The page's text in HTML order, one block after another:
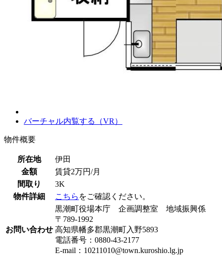
バーチャル内覧する（VR）
物件概要
所在地
伊田
金額
賃貸2万円/月
間取り
3K
物件詳細
こちら をご確認ください。
お問い合わせ
黒潮町役場本庁 企画調整室 地域振興係
〒789-1992
高知県幡多郡黒潮町入野5893
電話番号：0880-43-2177
E-mail：10211010@town.kuroshio.lg.jp